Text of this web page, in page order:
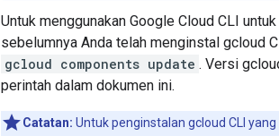
Untuk menggunakan Google Cloud CLI
sebelumnya Anda telah menginstal gcloud
gcloud components update . Versi
perintah dalam dokumen ini.
Catatan: Untuk penginstalan gcloud CLI